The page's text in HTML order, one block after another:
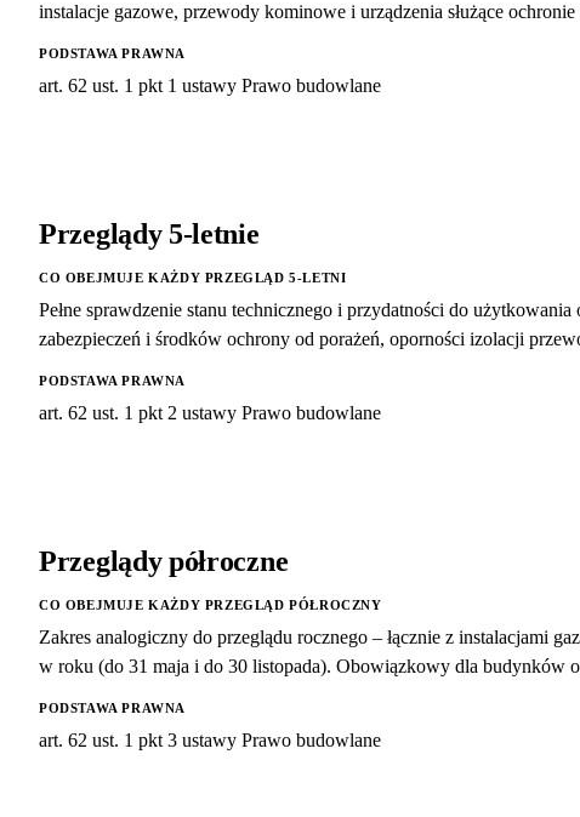
instalacje gazowe, przewody kominowe i urządzenia służące
PODSTAWA PRAWNA
art. 62 ust. 1 pkt 1 ustawy Prawo budowlane
Przeglądy 5-letnie
CO OBEJMUJE KAŻDY PRZEGLĄD 5-LETNI
Pełne sprawdzenie stanu technicznego i przydatności do
zabezpieczeń i środków ochrony od porażeń, oporności izolacji
PODSTAWA PRAWNA
art. 62 ust. 1 pkt 2 ustawy Prawo budowlane
Przeglądy półroczne
CO OBEJMUJE KAŻDY PRZEGLĄD PÓŁROCZNY
Zakres analogiczny do przeglądu rocznego – łącznie z instalacjami
w roku (do 31 maja i do 30 listopada). Obowiązkowy dla budynków
PODSTAWA PRAWNA
art. 62 ust. 1 pkt 3 ustawy Prawo budowlane